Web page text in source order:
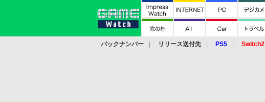
バックナンバー リリース送付先 PS5 Switch2